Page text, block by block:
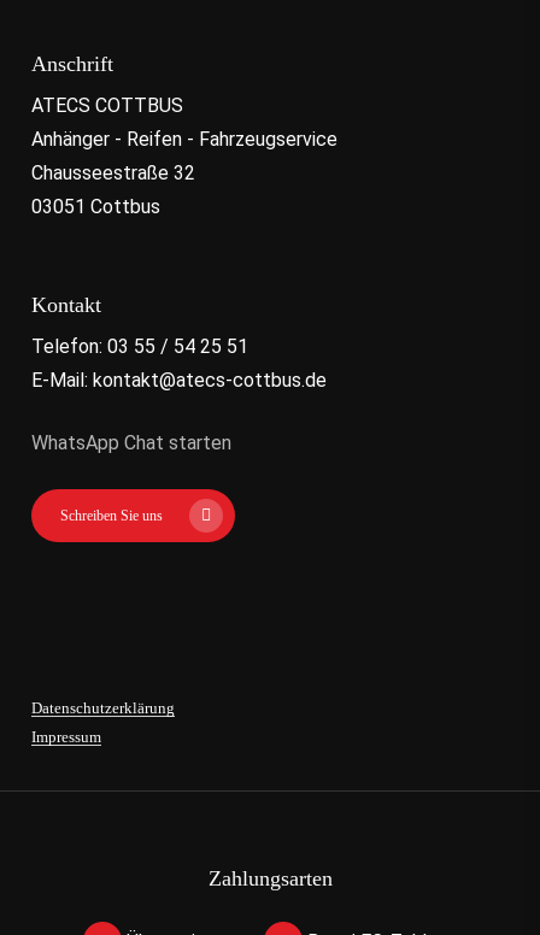
Anschrift
ATECS COTTBUS
Anhänger - Reifen - Fahrzeugservice
Chausseestraße 32
03051 Cottbus
Kontakt
Telefon: 03 55 / 54 25 51
E-Mail: kontakt@atecs-cottbus.de
WhatsApp Chat starten
Schreiben Sie uns
Datenschutzerklärung
Impressum
Zahlungsarten